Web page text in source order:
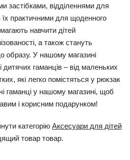
застібками, відділеннями для
практичними для щоденного
навчити дітей
а також стануть
образу. У нашому магазині
дитячих гаманців – від маленьких
які легко помістяться у рюкзак
гаманці у нашому магазині, щоб
і корисним подарунком!
категорію Аксесуари для дітей
товар товар.